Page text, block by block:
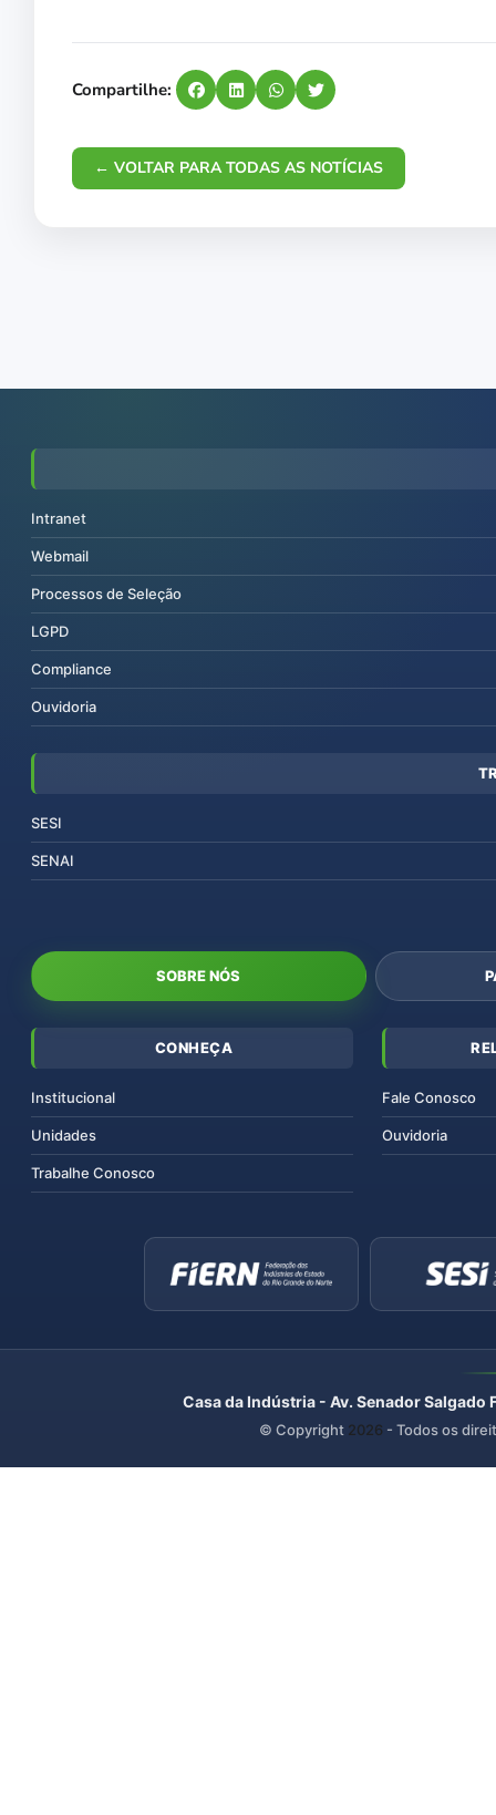
Compartilhe:
← VOLTAR PARA TODAS AS NOTÍCIAS
Intranet
Webmail
Processos de Seleção
LGPD
Compliance
Ouvidoria
SESI
SENAI
SOBRE NÓS
CONHEÇA
Institucional
Unidades
Trabalhe Conosco
Fale Conosco
Ouvidoria
Casa da Indústria - Av. Senador
© Copyright 2026 - Todos os